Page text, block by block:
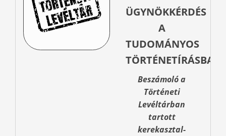
ÜGYNÖKKÉRDÉS
A
TUDOMÁNYOS
TÖRTÉNETÍRÁSBAN
Beszámoló a
Történeti
Levéltárban
tartott
kerekasztal-